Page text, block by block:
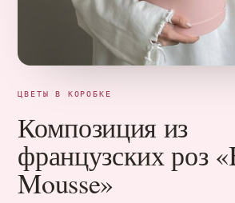
ЦВЕТЫ В КОРОБКЕ
Композиция из
французских роз
Mousse»